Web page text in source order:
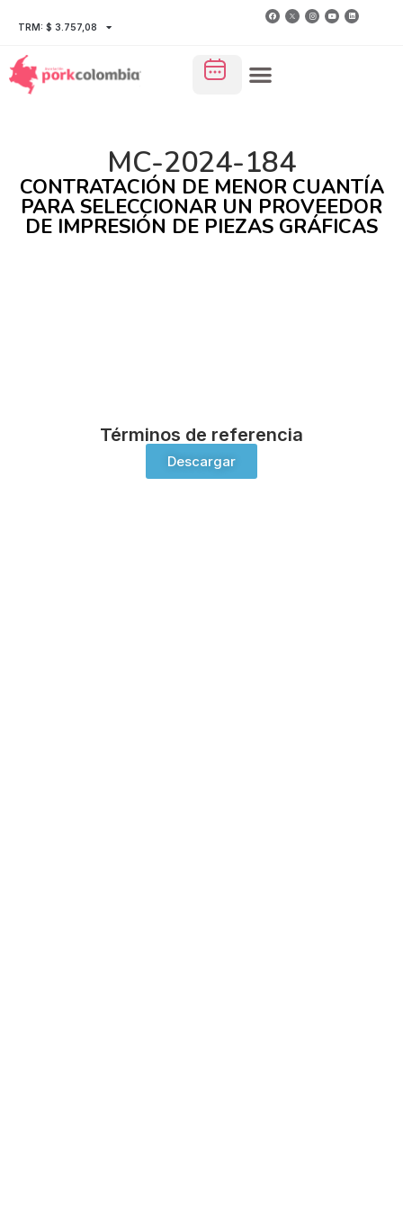
TRM: $ 3.757,08
MC-2024-184
CONTRATACIÓN DE MENOR CUANTÍA
PARA SELECCIONAR UN PROVEEDOR
DE IMPRESIÓN DE PIEZAS GRÁFICAS
Términos de referencia
Descargar